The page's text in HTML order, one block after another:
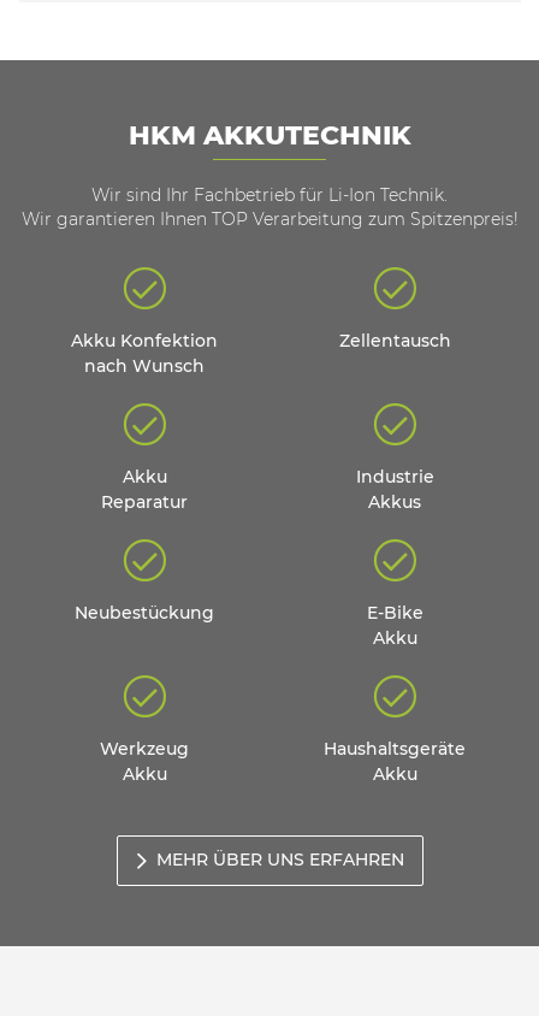
HKM AKKUTECHNIK
Wir sind Ihr Fachbetrieb für Li-Ion Technik.
Wir garantieren Ihnen TOP Verarbeitung zum Spitzenpreis!
Akku Konfektion
nach Wunsch
Zellentausch
Akku
Reparatur
Industrie
Akkus
Neubestückung
E-Bike
Akku
Werkzeug
Akku
Haushaltsgeräte
Akku
MEHR ÜBER UNS ERFAHREN